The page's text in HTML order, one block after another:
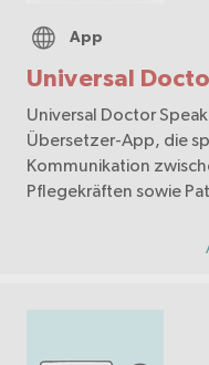
Universal
App
Universal Doctor
Übersetzer-App, die
Kommunikation
Pflegekräften sowie